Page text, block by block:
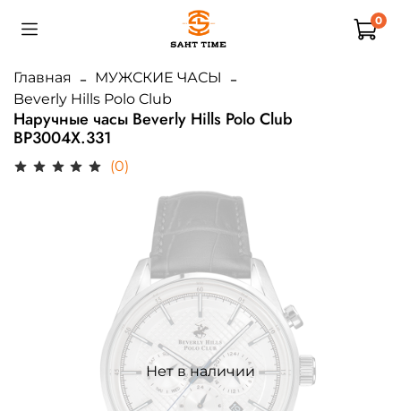
0
Главная
МУЖСКИЕ ЧАСЫ
Beverly Hills Polo Club
Наручные часы Beverly Hills Polo Club
BP3004X.331
(0)
Нет в наличии